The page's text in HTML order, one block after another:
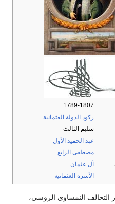
1789-1807
ركود الدولة العثمانية
سليم الثالث
عبد الحميد الأول
مصطفى الرابع
آل عثمان
الأسرة العثمانية
التحالف النمساوى الروسى،